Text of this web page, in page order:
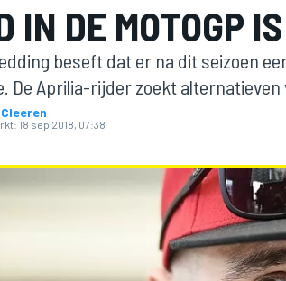
IN DE MOTOGP
beseft dat er na dit seizoen
De Aprilia-rijder zoekt alternatieven
18 sep 2018, 07:38